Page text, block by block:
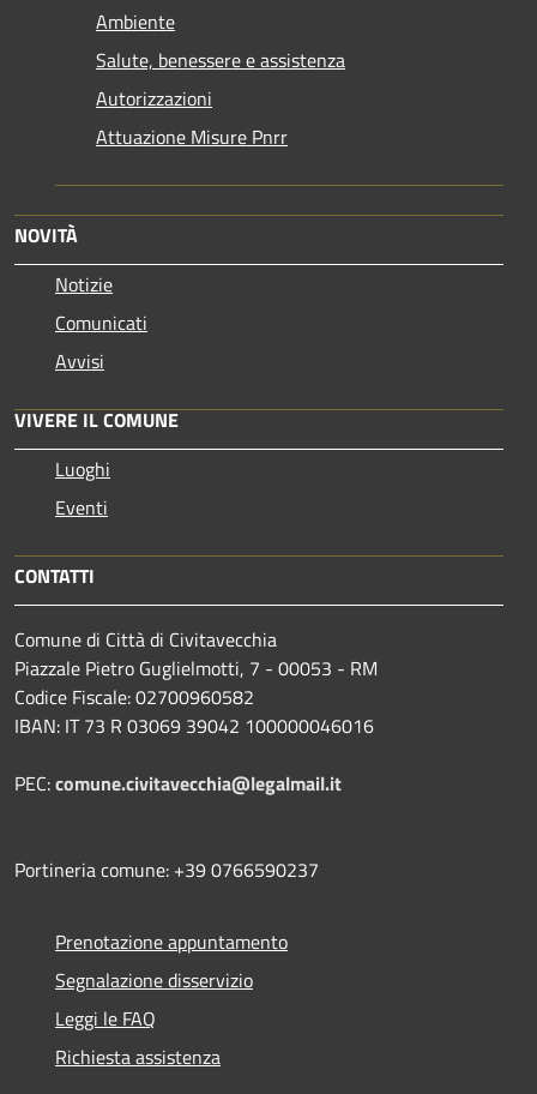
Ambiente
Salute, benessere e assistenza
Autorizzazioni
Attuazione Misure Pnrr
NOVITÀ
Notizie
Comunicati
Avvisi
VIVERE IL COMUNE
Luoghi
Eventi
CONTATTI
Comune di Città di Civitavecchia
Piazzale Pietro Guglielmotti, 7 - 00053 - RM
Codice Fiscale: 02700960582
IBAN: IT 73 R 03069 39042 100000046016
PEC:comune.civitavecchia@legalmail.it
Portineria comune: +39 0766590237
Prenotazione appuntamento
Segnalazione disservizio
Leggi le FAQ
Richiesta assistenza